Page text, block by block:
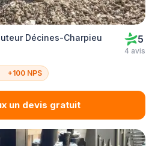
Décines-Charpieu 5
4 avis
+100 NPS
un devis gratuit